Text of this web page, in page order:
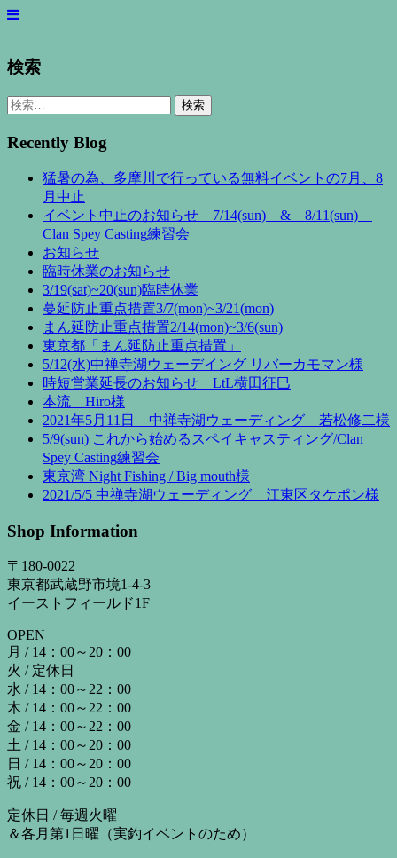
検索
検
Recently Blog
猛暑の為、多摩川で行っている無料イベントの7月、8
月中止
イベント中止のお知らせ 7/14(sun) & 8/11(sun)
Clan Spey Casting練習会
お知らせ
臨時休業のお知らせ
3/19(sat)~20(sun)臨時休業
蔓延防止重点措置3/7(mon)~3/21(mon)
まん延防止重点措置2/14(mon)~3/6(sun)
東京都「まん延防止重点措置」
5/12(水)中禅寺湖ウェーデイング リバーカモマン様
時短営業延長のお知らせ LtL横田征巳
本流 Hiro様
2021年5月11日 中禅寺湖ウェーディング 若松修二様
5/9(sun) これから始めるスペイキャスティング/Clan
Spey Casting練習会
東京湾 Night Fishing / Big mouth様
2021/5/5 中禅寺湖ウェーディング 江東区タケポン様
Shop Information
〒180-0022
東京都武蔵野市境1-4-3
イーストフィールド1F
OPEN
月 / 14：00～20：00
火 / 定休日
水 / 14：00～22：00
木 / 14：00～22：00
金 / 14：00～22：00
土 / 14：00～20：00
日 / 14：00～20：00
祝 / 14：00～20：00
定休日 / 毎週火曜
＆各月第1日曜（実釣イベントのため）